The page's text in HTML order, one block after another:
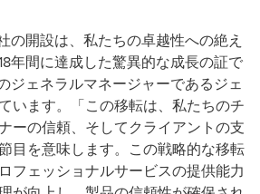
の開設は、私たちの卓越性への絶え
年間に達成した驚異的な成長の証で
ジェネラルマネージャーであるジェ
います。「この移転は、私たちのチ
ーの信頼、そしてクライアントの支
目を意味します。この戦略的な移転
フェッショナルサービスの提供能力